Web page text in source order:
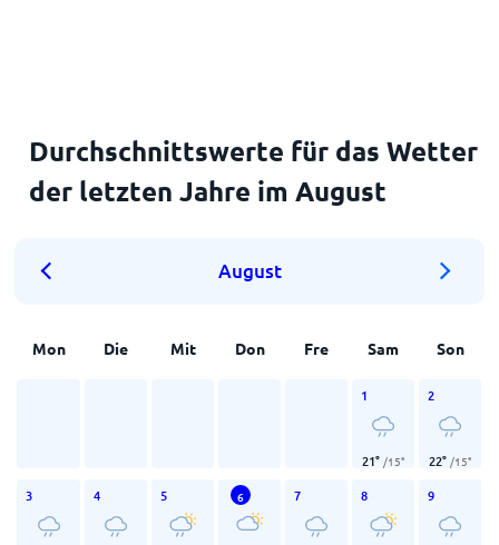
Durchschnittswerte für das Wetter
der letzten Jahre im August
August
Mon Die Mit Don Fre Sam Son
1
21° /15°
2
22° /15°
3 4 5 6 7 8 9